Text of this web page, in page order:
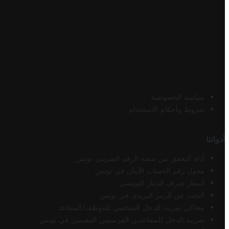
سياسة الخصوصية
شروط وأحكام الاستخدام
أدواتنا
أداة التحقق من صحة الرقم الضريبي تونس
محول رقم الحساب الآيبان في تونس
أسعار صرف الدينار التونسي
البحث عن الرمز البريدي في تونس
محاكي ضريبة الدخل الشخصي للموظف/المتقاعد
ضريبة الدخل للمتقاعدين الفرنسيين المقيمين في تونس